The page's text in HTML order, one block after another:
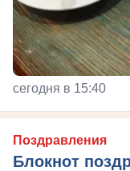
сегодня в 15:40
Поздравления
Блокнот